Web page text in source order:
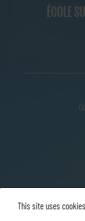
ÉCOLE
This site uses